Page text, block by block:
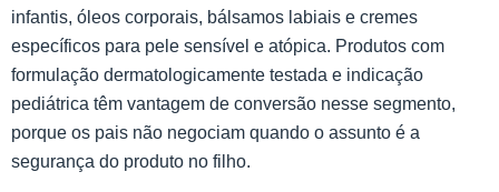
infantis, óleos corporais, bálsamos labiais e cremes
específicos para pele sensível e atópica. Produtos com
formulação dermatologicamente testada e indicação
pediátrica têm vantagem de conversão nesse segmento,
porque os pais não negociam quando o assunto é a
segurança do produto no filho.